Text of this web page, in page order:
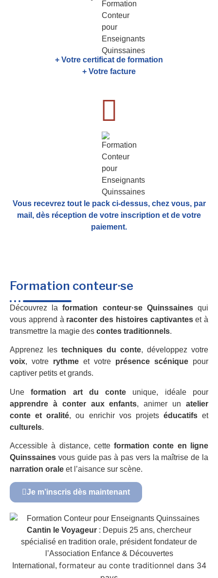
+ Votre certificat de formation
+ Votre facture
Vous recevrez tout le pack ci-dessus, chez vous, par
mail, dès réception de votre inscription et de votre
paiement.
Formation conteur·se
Découvrez laformation conteur·se Quinssainesqui
vous apprend à raconter des histoires captivanteset à
transmettre la magie des contes traditionnels.
Apprenez les techniques du conte, développez votre
voix, votre rythme et votre présence scénique pour
captiver petits et grands.
Uneformation art du conte unique, idéale pour
apprendre à conter aux enfants, animer unatelier
conte et oralité, ou enrichir vos projets éducatifset
culturels.
Accessible à distance, cetteformation conte en ligne
Quinssaines vous guide pas à pas vers la maîtrise de la
narration orale et l’aisance sur scène.
Je m’inscris dès maintenant
Cantin le Voyageur : Depuis 25 ans, chercheur
spécialisé en tradition orale, président fondateur de
l’Association Enfance & Découvertes
International, formateur au conte traditionnel dans 34